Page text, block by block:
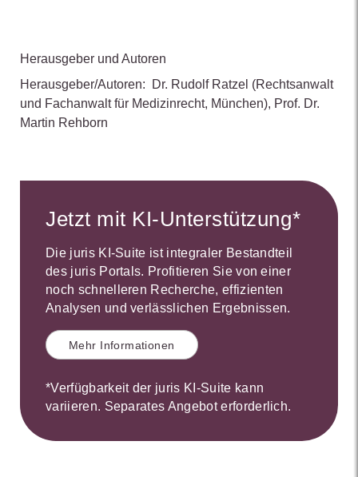
Herausgeber und Autoren
Herausgeber/Autoren:
Dr. Rudolf Ratzel (Rechtsanwalt
und Fachanwalt für Medizinrecht, München), Prof. Dr.
Martin Rehborn
Jetzt mit KI-Unterstützung*
Die juris KI-Suite ist integraler Bestandteil
des juris Portals. Profitieren Sie von einer
noch schnelleren Recherche, effizienten
Analysen und verlässlichen Ergebnissen.
Mehr Informationen
*Verfügbarkeit der juris KI-Suite kann
variieren. Separates Angebot erforderlich.